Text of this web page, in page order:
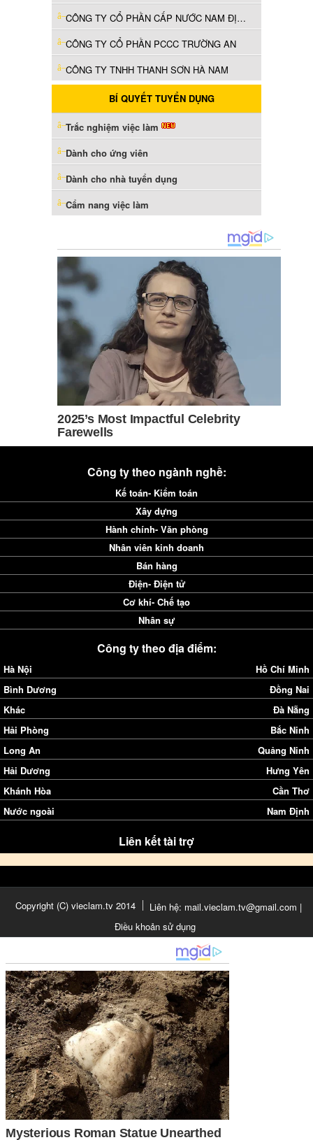
CÔNG TY CỔ PHẦN CẤP NƯỚC NAM ĐỊNH
CÔNG TY CỔ PHẦN PCCC TRƯỜNG AN
CÔNG TY TNHH THANH SƠN HÀ NAM
BÍ QUYẾT TUYỂN DỤNG
Trắc nghiệm việc làm
Dành cho ứng viên
Dành cho nhà tuyển dụng
Cẩm nang việc làm
Công ty theo ngành nghề:
Kế toán- Kiểm toán
Xây dựng
Hành chính- Văn phòng
Nhân viên kinh doanh
Bán hàng
Điện- Điện tử
Cơ khí- Chế tạo
Nhân sự
Công ty theo địa điểm:
Hà Nội
Hồ Chí Minh
Bình Dương
Đồng Nai
Khác
Đà Nẵng
Hải Phòng
Bắc Ninh
Long An
Quảng Ninh
Hải Dương
Hưng Yên
Khánh Hòa
Cần Thơ
Nước ngoài
Nam Định
Liên kết tài trợ
Copyright (C) vieclam.tv 2014
Liên hệ: mail.vieclam.tv@gmail.com |
Điều khoản sử dụng